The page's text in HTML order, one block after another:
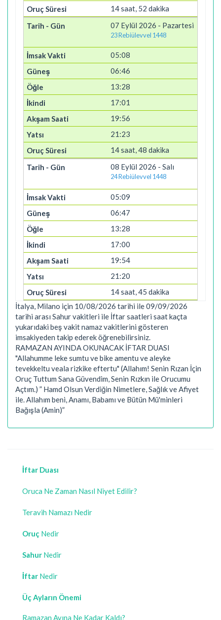
14 saat, 52 dakika
07 Eylül 2026 - Pazartesi
23 Rebiülevvel 1448
05:08
06:46
13:28
17:01
19:56
21:23
14 saat, 48 dakika
08 Eylül 2026 - Salı
24 Rebiülevvel 1448
05:09
06:47
13:28
17:00
19:54
21:20
14 saat, 45 dakika
İtalya, Milano için 10/08/2026 tarihi ile 09/09/2026
tarihi arası Sahur vakitleri ile İftar saatleri saat kaçta
yukarıdaki beş vakit namaz vakitlerini gösteren
imsakiyeden takip ederek öğrenebilirsiniz.
RAMAZAN AYINDA OKUNACAK İFTAR DUASI
"Allahumme leke sumtu ve bike amentu ve aleyke
tevekkeltu veala rizkike eftertu" (Allahım! Senin Rızan İçin
Oruç Tuttum Sana Güvendim, Senin Rızkın ile Orucumu
Açtım.) ” Hamd Olsun Verdiğin Nimetlere, Sağlık ve Afiyet
ile. Allahım beni, Anamı, Babamı ve Bütün Mü'minleri
Bağışla (Amin)”
İftar Duası
Oruca Ne Zaman Nasıl Niyet Edilir?
Teravih Namazı Nedir
Oruç Nedir
Sahur Nedir
İftar Nedir
Üç Ayların Önemi
Ramazan Ayına Ne Kadar Kaldı?